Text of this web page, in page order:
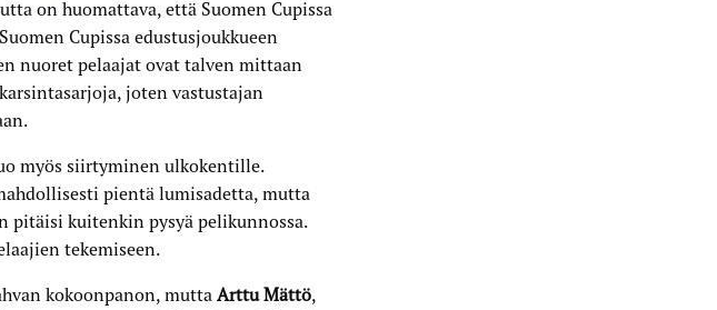
on huomattava, että Suomen Cupissa
Cupissa edustusjoukkueen
nuoret pelaajat ovat talven mittaan
joten vastustajan
myös siirtyminen ulkokentille.
pientä lumisadetta, mutta
pitäisi kuitenkin pysyä pelikunnossa.
tekemiseen.
kokoonpanon, mutta Arttu Mättö,